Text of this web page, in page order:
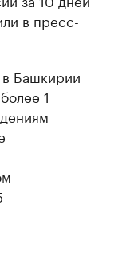
в пресс-
Башкирии
1